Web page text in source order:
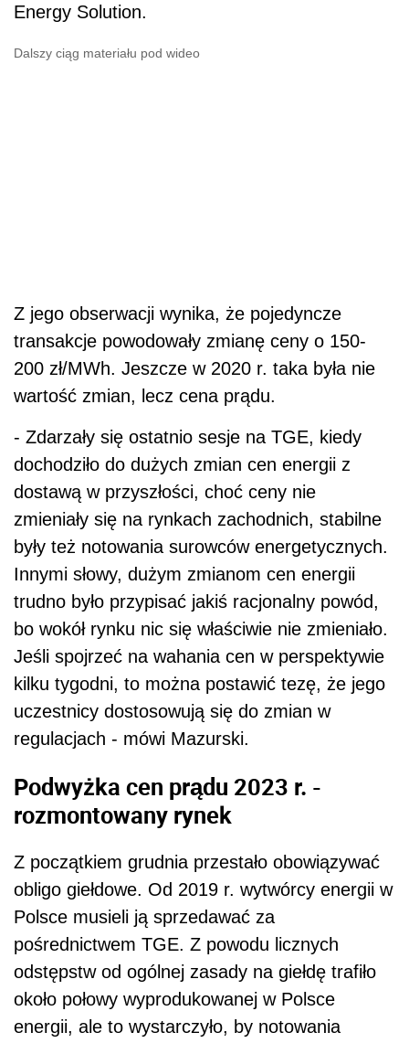
Energy Solution.
Dalszy ciąg materiału pod wideo
Z jego obserwacji wynika, że pojedyncze
transakcje powodowały zmianę ceny o 150-
200 zł/MWh. Jeszcze w 2020 r. taka była nie
wartość zmian, lecz cena prądu.
- Zdarzały się ostatnio sesje na TGE, kiedy
dochodziło do dużych zmian cen energii z
dostawą w przyszłości, choć ceny nie
zmieniały się na rynkach zachodnich, stabilne
były też notowania surowców energetycznych.
Innymi słowy, dużym zmianom cen energii
trudno było przypisać jakiś racjonalny powód,
bo wokół rynku nic się właściwie nie zmieniało.
Jeśli spojrzeć na wahania cen w perspektywie
kilku tygodni, to można postawić tezę, że jego
uczestnicy dostosowują się do zmian w
regulacjach - mówi Mazurski.
Podwyżka cen prądu 2023 r. -
rozmontowany rynek
Z początkiem grudnia przestało obowiązywać
obligo giełdowe. Od 2019 r. wytwórcy energii w
Polsce musieli ją sprzedawać za
pośrednictwem TGE. Z powodu licznych
odstępstw od ogólnej zasady na giełdę trafiło
około połowy wyprodukowanej w Polsce
energii, ale to wystarczyło, by notowania